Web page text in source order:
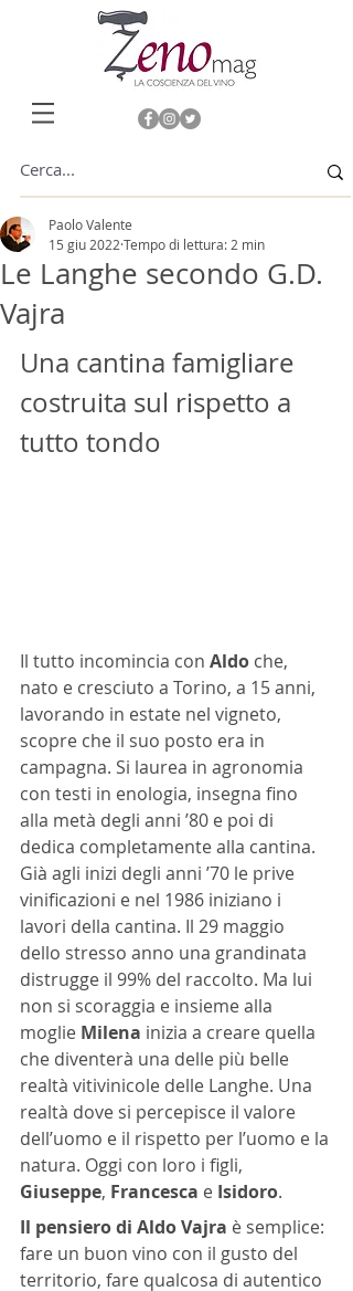
Le Langhe secondo G.D.
Vajra
Paolo Valente
15 giu 2022 Tempo di lettura: 2 min
Una cantina famigliare
costruita sul rispetto a
tutto tondo
Il tutto incomincia con Aldo che,
nato e cresciuto a Torino, a 15 anni,
lavorando in estate nel vigneto,
scopre che il suo posto era in
campagna. Si laurea in agronomia
con testi in enologia, insegna fino
alla metà degli anni ’80 e poi di
dedica completamente alla cantina.
Già agli inizi degli anni ’70 le prive
vinificazioni e nel 1986 iniziano i
lavori della cantina. Il 29 maggio
dello stresso anno una grandinata
distrugge il 99% del raccolto. Ma lui
non si scoraggia e insieme alla
moglie Milena inizia a creare quella
che diventerà una delle più belle
realtà vitivinicole delle Langhe. Una
realtà dove si percepisce il valore
dell’uomo e il rispetto per l’uomo e la
natura. Oggi con loro i figli,
Giuseppe, Francesca e Isidoro.
Il pensiero di Aldo Vajra è semplice:
fare un buon vino con il gusto del
territorio, fare qualcosa di autentico